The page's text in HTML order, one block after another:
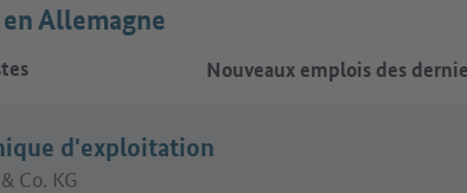
Allemagne
Nouveaux emplois des
d'exploitation
Co. KG